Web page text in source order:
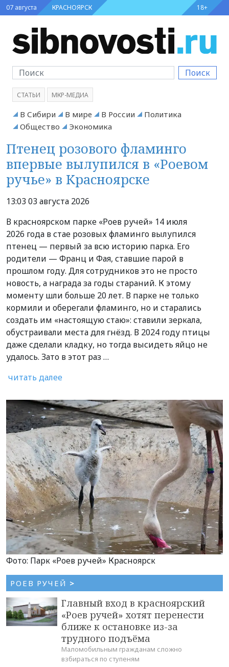
07 августа КРАСНОЯРСК 18+
Поиск
СТАТЬИ МКР-МЕДИА
В Сибири В мире В России
Политика
Общество
Экономика
Птенец розового фламинго
впервые вылупился в «Роевом
ручье» в Красноярске
13:03 03 августа 2026
В красноярском парке «Роев ручей» 14 июля
2026 года в стае розовых фламинго вылупился
птенец — первый за всю историю парка. Его
родители — Франц и Фая, ставшие парой в
прошлом году. Для сотрудников это не просто
новость, а награда за годы стараний. К этому
моменту шли больше 20 лет. В парке не только
кормили и оберегали фламинго, но и старались
создать им «настоящую стаю»: ставили зеркала,
обустраивали места для гнёзд. В 2024 году птицы
даже сделали кладку, но тогда высидеть яйцо не
удалось. Зато в этот раз …
читать далее
Фото: Парк «Роев ручей» Красноярск
РОЕВ РУЧЕЙ >
Главный вход в красноярский
«Роев ручей» хотят перенести
ближе к остановке из-за
трудного подъёма
Маломобильным гражданам сложно
взбираться по ступеням